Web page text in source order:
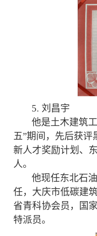
5. 刘昌宇
他是土木建筑
五”期间，先后获评
新人才奖励计划、
人。
他现任东北石
任，大庆市低碳建
省青科协会员，国
特派员。